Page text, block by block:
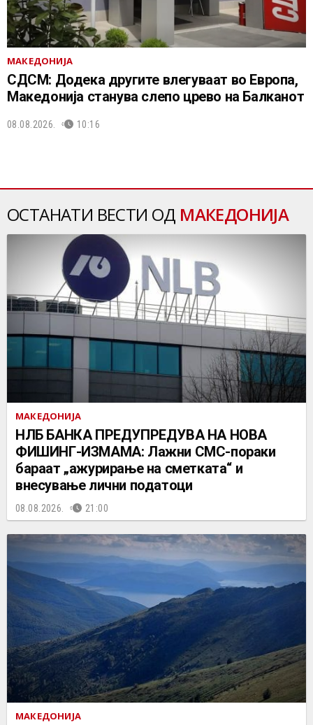
МАКЕДОНИЈА
СДСМ: Додека другите влегуваат во Европа,
Македонија станува слепо црево на Балканот
08.08.2026. 10:16
ОСТАНАТИ ВЕСТИ ОД МАКЕДОНИЈА
МАКЕДОНИЈА
НЛБ БАНКА ПРЕДУПРЕДУВА НА НОВА
ФИШИНГ-ИЗМАМА: Лажни СМС-пораки
бараат „ажурирање на сметката“ и
внесување лични податоци
08.08.2026. 21:00
МАКЕДОНИЈА